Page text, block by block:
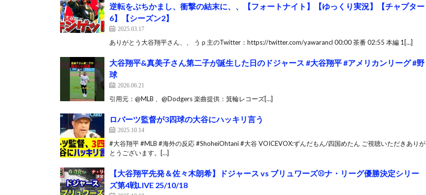
逆転をぶちかまし、衝撃の結末に、、【フォートナイト】【ゆっくり実況】【チャプター
6】【シーズン2】
2025.03.17
ありがとう大谷翔平さん、、 うｐ主のTwitter：https://twitter.com/yawarancl 00:00 茶番 02:55 本編 1[…]
大谷翔平&真美子さん第二子が誕生した日のドジャース #大谷翔平 #アメリカンリーグ #野
球
2026.06.21
引用元：@MLB 、@Dodgers 楽曲提供：箕輪レコーズ[…]
ロバーツ監督が3四球の大谷にハッキリ言う
2025.10.14
#大谷翔平 #MLB #海外の反応 #ShoheiOhtani #大谷 VOICEVOX:ずんだもん/四国めたん ご視聴いただきありが
とうございます。[…]
【大谷翔平先発＆佐々木朗希】ドジャース vs ブリュワーズ⚾ナ・リーグ優勝決定シリー
ズ第4戦LIVE 25/10/18